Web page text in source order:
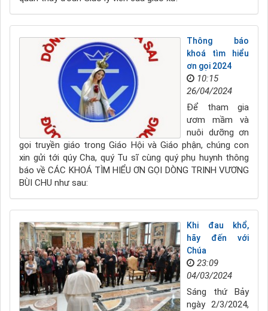
Thông báo
khoá tìm hiểu
ơn gọi 2024
10:15
26/04/2024
Để tham gia
ươm mầm và
nuôi dưỡng ơn
gọi truyền giáo trong Giáo Hội và Giáo phận, chúng con
xin gửi tới qúy Cha, quý Tu sĩ cùng quý phụ huynh thông
báo về CÁC KHOÁ TÌM HIỂU ƠN GỌI DÒNG TRINH VƯƠNG
BÙI CHU như sau:
Khi đau khổ,
hãy đến với
Chúa
23:09
04/03/2024
Sáng thứ Bảy
ngày 2/3/2024,